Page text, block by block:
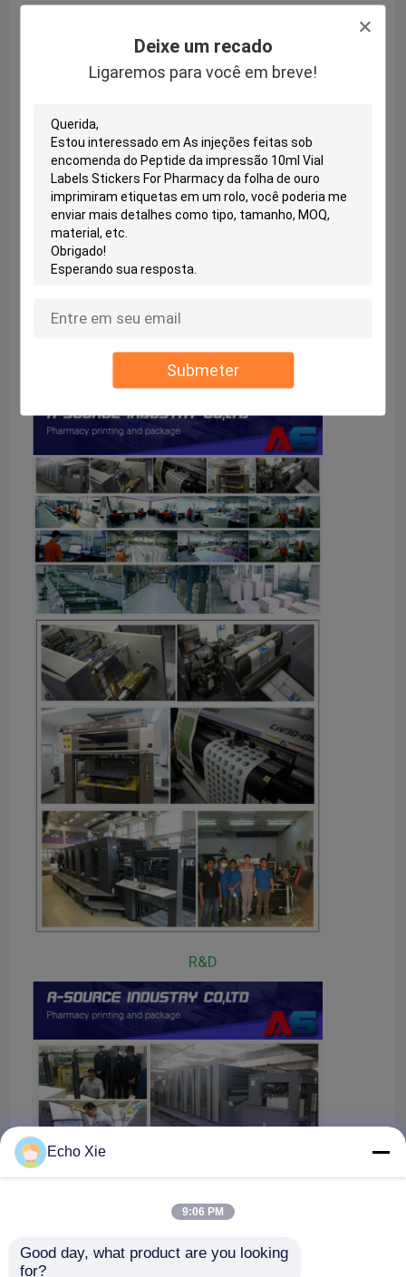
Deixe um recado
Ligaremos para você em breve!
Submeter
Casa
Produtos
Sobre nós
Excursão da fábrica
Controle da qualidade
Contacte-nos
Peça umas citações
etiquetas do tubo de ensaio 10mL
caixas do tubo de ensaio 10ml
Etiquetas pequenas da garrafa
OEM/ODM
R&D
Echo Xie
9:06 PM
Good day, what product are you looking
for?